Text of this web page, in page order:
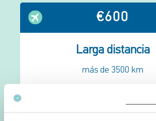
€600
Larga distancia
más de 3500 km